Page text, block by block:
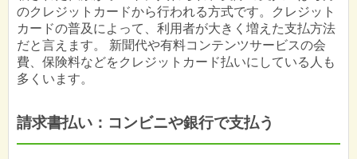
のクレジットカードから行われる方式です。クレジット
カードの普及によって、利用者が大きく増えた支払方法
だと言えます。 新聞代や有料コンテンツサービスの会
費、保険料などをクレジットカード払いにしている人も
多くいます。
請求書払い：コンビニや銀行で支払う